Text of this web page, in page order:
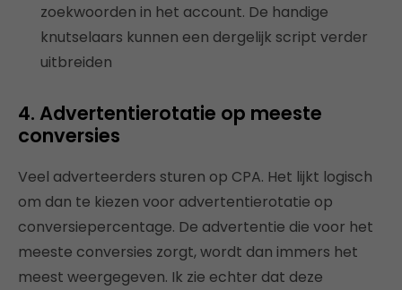
zoekwoorden in het account. De handige
knutselaars kunnen een dergelijk script verder
uitbreiden
4. Advertentierotatie op meeste
conversies
Veel adverteerders sturen op CPA. Het lijkt logisch
om dan te kiezen voor advertentierotatie op
conversiepercentage. De advertentie die voor het
meeste conversies zorgt, wordt dan immers het
meest weergegeven. Ik zie echter dat deze